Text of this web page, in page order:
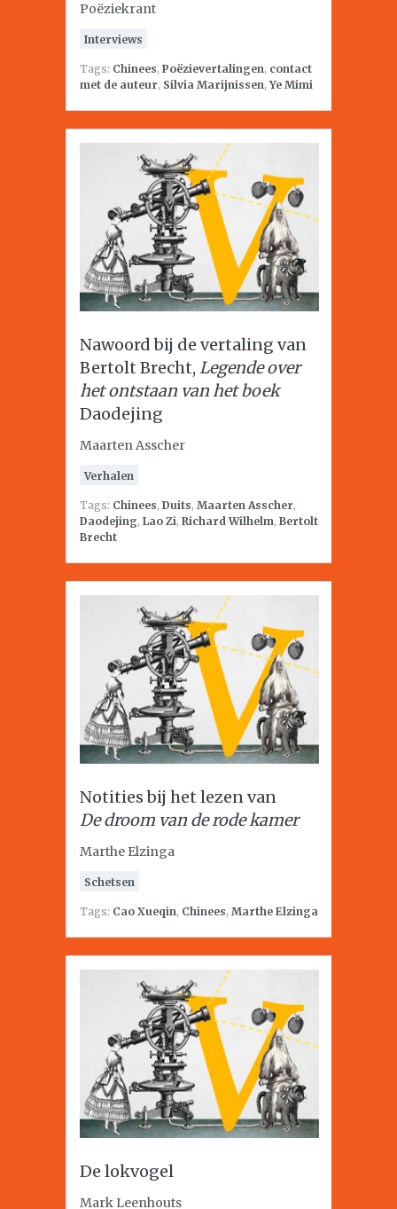
Poëziekrant
Interviews
Tags: Chinees, Poëzievertalingen, contact
met de auteur, Silvia Marijnissen,Ye Mimi
Nawoord bij de vertaling van
Bertolt Brecht, Legende over
het ontstaan van het boek
Daodejing
Maarten Asscher
Verhalen
Tags: Chinees, Duits, Maarten Asscher,
Daodejing, Lao Zi, Richard Wilhelm, Bertolt
Brecht
Notities bij het lezen van
De droom van de rode kamer
Marthe Elzinga
Schetsen
Tags: Cao Xueqin, Chinees, Marthe Elzinga
De lokvogel
Mark Leenhouts